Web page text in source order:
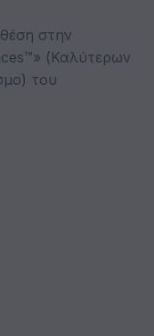
στην
(Καλύτερων
του